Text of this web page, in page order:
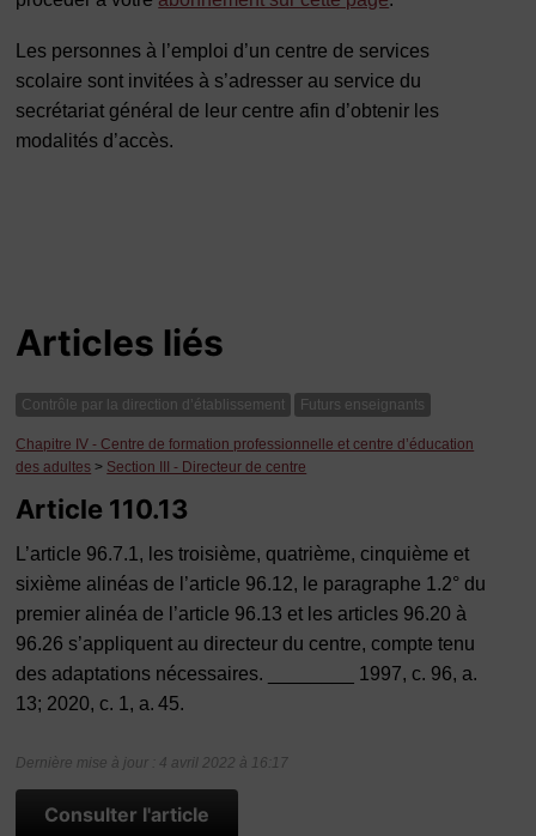
Les personnes à l’emploi d’un centre de services
scolaire sont invitées à s’adresser au service du
secrétariat général de leur centre afin d’obtenir les
modalités d’accès.
Articles liés
Contrôle par la direction d’établissement Futurs enseignants
Chapitre IV - Centre de formation professionnelle et centre d’éducation
des adultes > Section III - Directeur de centre
Article 110.13
L’article 96.7.1, les troisième, quatrième, cinquième et
sixième alinéas de l’article 96.12, le paragraphe 1.2° du
premier alinéa de l’article 96.13 et les articles 96.20 à
96.26 s’appliquent au directeur du centre, compte tenu
des adaptations nécessaires. ________ 1997, c. 96, a.
13; 2020, c. 1, a. 45.
Dernière mise à jour : 4 avril 2022 à 16:17
Consulter l'article